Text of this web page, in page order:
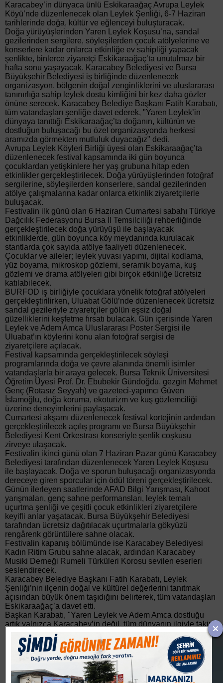
Karacabey’in dünyaca ünlü Eskikaraağaç Avrupa Leylek
Köyü’nde düzenlenecek olan Leylek Şenliği, 6-7 Haziran
tarihlerinde doğa, kültür ve eğlenceyi buluşturacak.
Doğa yürüyüşlerinden Yaren Leylek Koşusu’na, sandal
gezilerinden sergilere, söyleşilerden çocuk atölyelerine ve
konserlere kadar onlarca etkinliğe ev sahipliği yapacak
şenlikte, binlerce ziyaretçi Eskikaraağaç’ta unutulmaz bir
hafta sonu yaşayacak. Karacabey Belediyesi ve Bursa
Büyükşehir Belediyesi iş birliğinde düzenlenecek
organizasyon, bölgenin doğal zenginliklerini ve uluslararası
tanınırlığa sahip leylek dostu kimliğini bir kez daha gözler
önüne serecek. Karacabey Belediye Başkanı Fatih Karabatı,
tüm vatandaşları şenliğe davet ederek, "Yaren Leylek’in
dünyaya tanıttığı Eskikaraağaç’ta doğanın, kültürün ve
dostluğun buluşacağı bu özel organizasyonda herkesi
aramızda görmekten mutluluk duyacağız" dedi.
Avrupa Leylek Köyleri Birliği üyesi olan Eskikaraağaç’ta
düzenlenecek festival kapsamında iki gün boyunca
çocuklardan yetişkinlere her yaş grubuna hitap eden
etkinlikler gerçekleştirilecek. Doğa yürüyüşlerinden fotoğraf
sergilerine, söyleşilerden konserlere, sandal gezilerinden
atölye çalışmalarına kadar onlarca etkinlik ziyaretçilerle
buluşacak.
Festivalin ilk günü olan 6 Haziran Cumartesi sabahı Türkiye
Dağcılık Federasyonu Bursa İl Temsilciliği rehberliğinde
gerçekleştirilecek doğa yürüyüşü ile başlayacak
etkinliklerde, gün boyunca köy meydanında kurulacak
stantlarda çok sayıda atölye faaliyeti düzenlenecek.
Çocuklar ve aileler; leylek yuvası yapımı, dijital kodlama,
yüz boyama, mikroskop gözlemi, seramik boyama, kuş
gözlemi ve drama atölyeleri gibi birçok etkinliğe ücretsiz
katılabilecek.
BURFOD iş birliğiyle çocuklara yönelik fotoğraf atölyeleri
gerçekleştirilirken, Uluabat Gölü’nde düzenlenecek ücretsiz
sandal gezileriyle ziyaretçiler gölün eşsiz doğal
güzelliklerini keşfetme fırsatı bulacak. Gün içerisinde Yaren
Leylek ve Adem Amca Uluslararası Poster Sergisi ile
Uluabat’ın köylerini konu alan fotoğraf sergisi de
ziyaretçilere açılacak.
Festival kapsamında gerçekleştirilecek söyleşi
programlarında doğa ve çevre alanında önemli isimler
vatandaşlarla bir araya gelecek. Bursa Teknik Üniversitesi
Öğretim Üyesi Prof. Dr. Ebubekir Gündoğdu, gezgin Mehmet
Genç (Rotasız Seyyah) ve gazeteci-yapımcı Güven
İslamoğlu, doğa koruma, ekoturizm ve kuş gözlemciliği
üzerine deneyimlerini paylaşacak.
Cumartesi akşamı düzenlenecek festival kortejinin ardından
gerçekleştirilecek açılış programı ve Bursa Büyükşehir
Belediyesi Kent Orkestrası konseriyle şenlik coşkusu
zirveye ulaşacak.
Festivalin ikinci günü olan 7 Haziran Pazar günü Karacabey
Belediyesi tarafından düzenlenecek Yaren Leylek Koşusu
ile başlayacak. Doğa ve sporun buluşacağı organizasyonda
dereceye giren sporcular için ödül töreni gerçekleştirilecek.
Günün ilerleyen saatlerinde AFAD Bilgi Yarışması, Kahoot
yarışmaları, genç sahne performansları, leylek temalı
uçurtma şenliği ve çeşitli çocuk etkinlikleri ziyaretçilere
keyifli anlar yaşatacak. Bursa Büyükşehir Belediyesi
tarafından ücretsiz dağıtılacak uçurtmalarla gökyüzü
rengârenk görüntülere sahne olacak.
Festivalin kapanış bölümünde ise Karacabey Belediyesi
Kadın Ritim Grubu sahne alacak, ardından Karacabey
Musiki Derneği Rumeli Türküleri Korosu sevilen eserleri
seslendirecek.
Karacabey Belediye Başkanı Fatih Karabatı, Leylek
Şenliği’nin ilçenin doğal ve kültürel değerlerini tanıtmak
açısından büyük önem taşıdığını belirterek, tüm vatandaşları
Eskikaraağaç’a davet etti.
Başkan Karabatı, "Yaren Leylek ve Adem Amca dostluğu
artık yalnızca Karacabey’in değil, tüm dünyanın ilgiyle takip
ettiği bir hikâyeye dönüştü. Bu eşsiz değeri doğa, kültür ve
sanatla buluşturduğumuz Leylek Şenliği’nde
hemşehrilerimizi ve tüm doğaseverleri Eskikaraağaç Avrupa
Leylek Köyü’ne bekliyoruz. İki gün boyunca doğanın,
dostluğun ve dayanışmanın en güzel örneklerini hep birlikte
yaşayacağız" ifadelerini kullandı.